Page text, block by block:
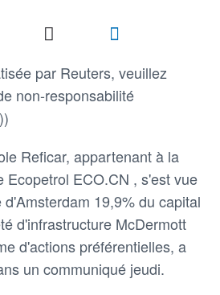
par Reuters, veuillez
non-responsabilité
Reficar, appartenant à la
Ecopetrol ECO.CN , s'est vue
19,9% du capital
d'infrastructure McDermott
d'actions préférentielles, a
un communiqué jeudi.